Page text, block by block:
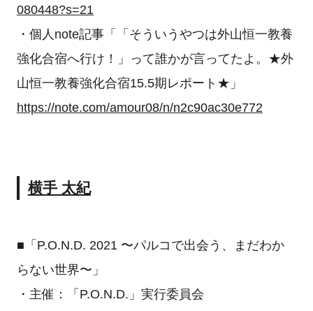
080448?s=21
・個人note記事「「そういうやつは外山恒一教養
強化合宿へ行け！」って誰かが言ってたよ。★外
山恒一教養強化合宿15.5期レポート★」
https://note.com/amour08/n/n2c90ac30e772
横手 太紀
■「P.O.N.D. 2021 〜パルコで出会う、まだわか
らない世界〜」
・主催：「P.O.N.D.」実行委員会